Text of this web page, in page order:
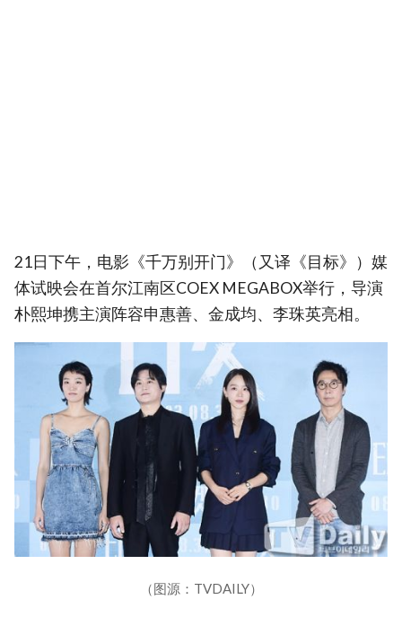
21日下午，电影《千万别开门》（又译《目标》）媒
体试映会在首尔江南区COEX MEGABOX举行，导演
朴熙坤携主演阵容申惠善、金成均、李珠英亮相。
（图源：TVDAILY）